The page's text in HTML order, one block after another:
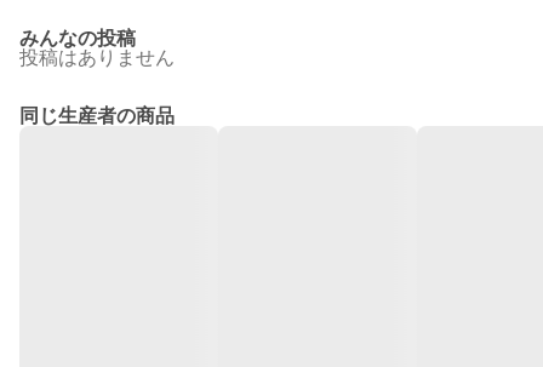
みんなの投稿
投稿はありません
同じ生産者の商品